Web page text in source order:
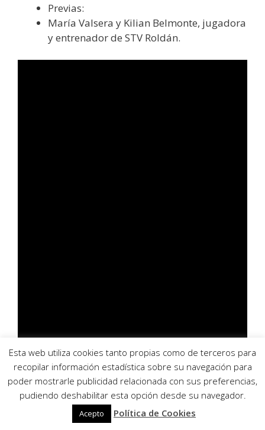
Previas:
María Valsera y Kilian Belmonte, jugadora
y entrenador de STV Roldán.
Esta web utiliza cookies tanto propias como de terceros para
recopilar información estadística sobre su navegación para
poder mostrarle publicidad relacionada con sus preferencias,
pudiendo deshabilitar esta opción desde su navegador.
Acepto Política de Cookies